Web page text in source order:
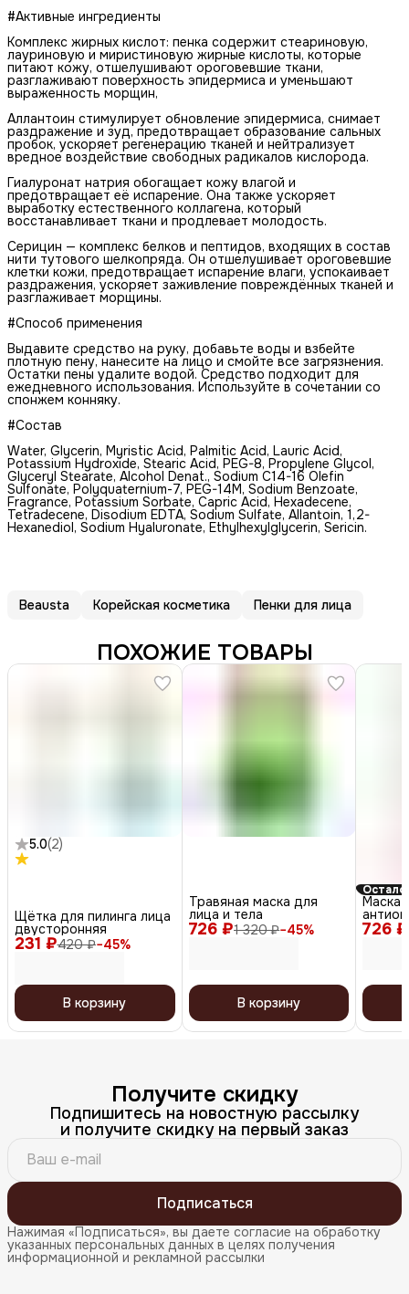
#Активные ингредиенты
Комплекс жирных кислот: пенка содержит стеариновую,
лауриновую и миристиновую жирные кислоты, которые
питают кожу, отшелушивают ороговевшие ткани,
разглаживают поверхность эпидермиса и уменьшают
выраженность морщин,
Аллантоин стимулирует обновление эпидермиса, снимает
раздражение и зуд, предотвращает образование сальных
пробок, ускоряет регенерацию тканей и нейтрализует
вредное воздействие свободных радикалов кислорода.
Гиалуронат натрия обогащает кожу влагой и
предотвращает её испарение. Она также ускоряет
выработку естественного коллагена, который
восстанавливает ткани и продлевает молодость.
Серицин — комплекс белков и пептидов, входящих в состав
нити тутового шелкопряда. Он отшелушивает ороговевшие
клетки кожи, предотвращает испарение влаги, успокаивает
раздражения, ускоряет заживление повреждённых тканей и
разглаживает морщины.
#Способ применения
Выдавите средство на руку, добавьте воды и взбейте
плотную пену, нанесите на лицо и смойте все загрязнения.
Остатки пены удалите водой. Средство подходит для
ежедневного использования. Используйте в сочетании со
спонжем конняку.
#Состав
Water, Glycerin, Myristic Acid, Palmitic Acid, Lauric Acid,
Potassium Hydroxide, Stearic Acid, PEG-8, Propylene Glycol,
Glyceryl Stearate, Alcohol Denat., Sodium C14-16 Olefin
Sulfonate, Polyquaternium-7, PEG-14M, Sodium Benzoate,
Fragrance, Potassium Sorbate, Capric Acid, Hexadecene,
Tetradecene, Disodium EDTA, Sodium Sulfate, Allantoin, 1,2-
Hexanediol, Sodium Hyaluronate, Ethylhexylglycerin, Sericin.
Beausta Корейская косметика Пенки для лица
ПОХОЖИЕ ТОВАРЫ
5.0(2)
231 ₽420 ₽−45%
Щётка для пилинга лица
двусторонняя
В корзину
726 ₽1 320 ₽−45%
Травяная маска для
лица и тела
В корзину
726 ₽
Маска
типов
Получите скидку
Подпишитесь на новостную рассылку
и получите скидку на первый заказ
Подписаться
Нажимая «Подписаться», вы даете согласие на обработку
указанных персональных данных в целях получения
информационной и рекламной рассылки